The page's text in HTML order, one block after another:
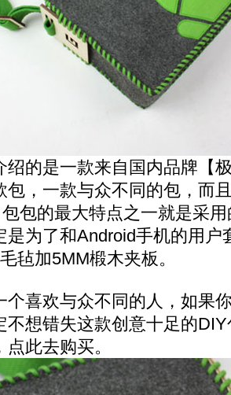
的是一款来自国内品牌【
包，一款与众不同的包，而
包的最大特点之一就是采
是为了和Android手机的用户
毡加5MM椴木夹板。
欢与众不同的人，如果
不想错失这款创意十足的
此去购买。